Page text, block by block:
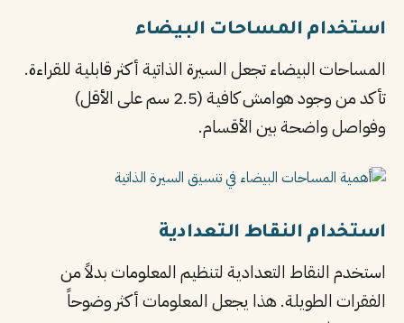
استخدام المساحات البيضاء
المساحات البيضاء تجعل السيرة الذاتية أكثر قابلية للقراءة.
تأكد من وجود هوامش كافية (2.5 سم على الأقل)
وفواصل واضحة بين الأقسام.
استخدام النقاط التعدادية
استخدم النقاط التعدادية لتنظيم المعلومات بدلاً من
الفقرات الطويلة. هذا يجعل المعلومات أكثر وضوحاً